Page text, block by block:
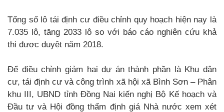
Tổng số lô tái định cư điều chỉnh quy hoạch hiện nay là
7.035 lô, tăng 2033 lô so với báo cáo nghiên cứu khả
thi được duyệt năm 2018.
Để điều chỉnh giảm hai dự án thành phần là Khu dân
cư, tái định cư và công trình xã hội xã Bình Sơn – Phân
khu III, UBND tỉnh Đồng Nai kiến nghị Bộ Kế hoạch và
Đầu tư và Hội đồng thẩm định giá Nhà nước xem xét